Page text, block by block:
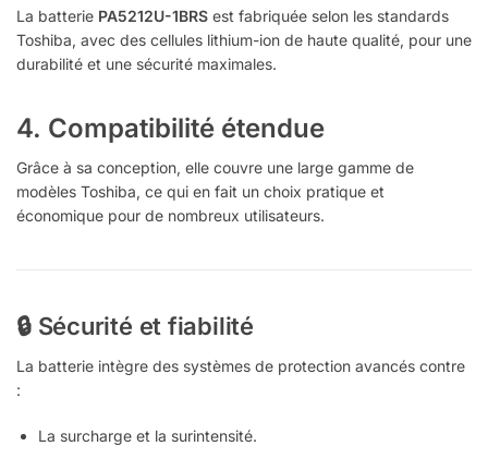
La batterie PA5212U-1BRS est fabriquée selon les standards
Toshiba, avec des cellules lithium-ion de haute qualité, pour une
durabilité et une sécurité maximales.
4. Compatibilité étendue
Grâce à sa conception, elle couvre une large gamme de
modèles Toshiba, ce qui en fait un choix pratique et
économique pour de nombreux utilisateurs.
🔒 Sécurité et fiabilité
La batterie intègre des systèmes de protection avancés contre
:
La surcharge et la surintensité.